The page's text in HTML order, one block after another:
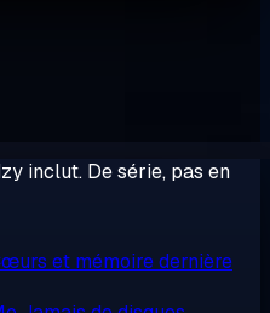
inclut. De série, pas en
et mémoire dernière